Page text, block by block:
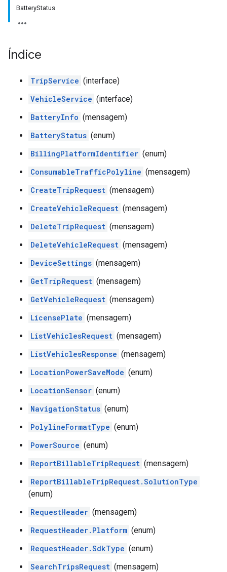
BatteryStatus
Índice
TripService (interface)
VehicleService (interface)
BatteryInfo (mensagem)
BatteryStatus (enum)
BillingPlatformIdentifier (enum)
ConsumableTrafficPolyline (mensagem)
CreateTripRequest (mensagem)
CreateVehicleRequest (mensagem)
DeleteTripRequest (mensagem)
DeleteVehicleRequest (mensagem)
DeviceSettings (mensagem)
GetTripRequest (mensagem)
GetVehicleRequest (mensagem)
LicensePlate (mensagem)
ListVehiclesRequest (mensagem)
ListVehiclesResponse (mensagem)
LocationPowerSaveMode (enum)
LocationSensor (enum)
NavigationStatus (enum)
PolylineFormatType (enum)
PowerSource (enum)
ReportBillableTripRequest (mensagem)
ReportBillableTripRequest.SolutionType
(enum)
RequestHeader (mensagem)
RequestHeader.Platform (enum)
RequestHeader.SdkType (enum)
SearchTripsRequest (mensagem)